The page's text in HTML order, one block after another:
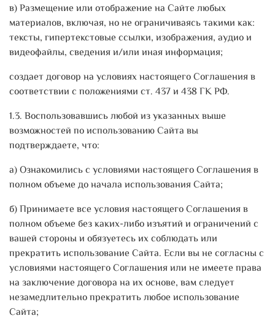
в) Размещение или отображение на Сайте любых
материалов, включая, но не ограничиваясь такими как:
тексты, гипертекстовые ссылки, изображения, аудио и
видеофайлы, сведения и/или иная информация;
создает договор на условиях настоящего Соглашения в
соответствии с положениями ст. 437 и 438 ГК РФ.
1.3. Воспользовавшись любой из указанных выше
возможностей по использованию Сайта вы
подтверждаете, что:
а) Ознакомились с условиями настоящего Соглашения в
полном объеме до начала использования Сайта;
б) Принимаете все условия настоящего Соглашения в
полном объеме без каких-либо изъятий и ограничений с
вашей стороны и обязуетесь их соблюдать или
прекратить использование Сайта. Если вы не согласны с
условиями настоящего Соглашения или не имеете права
на заключение договора на их основе, вам следует
незамедлительно прекратить любое использование
Сайта;